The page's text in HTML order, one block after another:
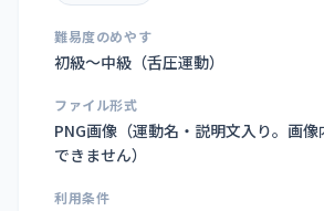
難易度のめやす
初級〜中級（舌圧運動）
ファイル形式
PNG画像（運動名・説明文入り。画像
できません）
利用条件